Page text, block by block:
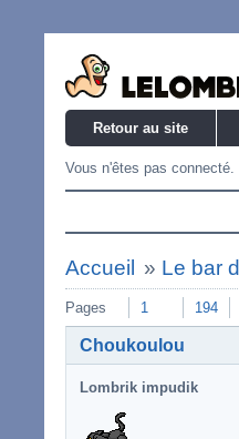
Retour au site
Vous n'êtes pas connecté.
Accueil » Le bar
Pages 1 194
Choukoulou
Lombrik impudik